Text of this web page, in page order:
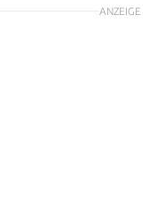
ANZEIGE